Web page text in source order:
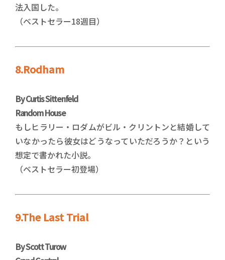
法入国した。
（ベストセラー18週目）
8.Rodham
By Curtis Sittenfeld
Random House
もしヒラリー・ロダムがビル・クリントンと結婚して
いなかったら彼女はどうなっていただろうか？という
想定で書かれた小説。
（ベストセラー初登場）
9.The Last Trial
By Scott Turow